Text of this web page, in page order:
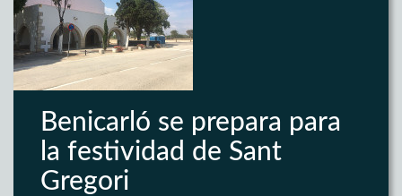
Benicarló se prepara para
la festividad de Sant
Gregori